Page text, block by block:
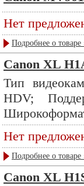
Нет
Подробнее о товаре
Canon XL
Тип
HDV;
Нет
Подробнее о товаре
Canon XL